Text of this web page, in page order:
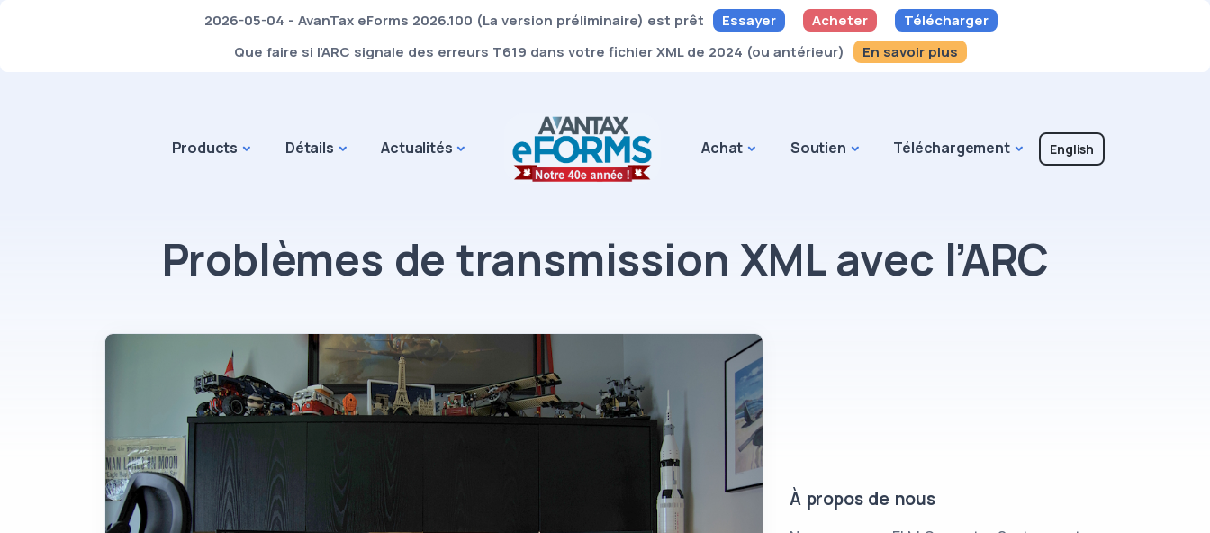
2026-05-04 - AvanTax eForms 2026.100 (La version préliminaire) est prêt Essayer Acheter
Télécharger
Que faire si l’ARC signale des erreurs T619 dans votre fichier XML de 2024 (ou antérieur)
En savoir plus
Products Détails Actualités Achat Soutien Téléchargement English
Problèmes de transmission XML avec l’ARC
À propos de nous